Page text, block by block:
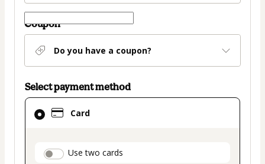
Coupon
Do you have a coupon?
Select payment method
Card
payment_data.section_title_v2
Use two cards
Card
selected
method